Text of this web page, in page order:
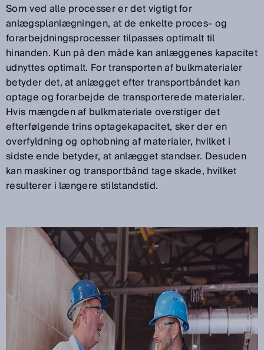
Som ved alle processer er det vigtigt for
anlægsplanlægningen, at de enkelte proces- og
forarbejdningsprocesser tilpasses optimalt til
hinanden. Kun på den måde kan anlæggenes kapacitet
udnyttes optimalt. For transporten af bulkmaterialer
betyder det, at anlægget efter transportbåndet kan
optage og forarbejde de transporterede materialer.
Hvis mængden af bulkmateriale overstiger det
efterfølgende trins optagekapacitet, sker der en
overfyldning og ophobning af materialer, hvilket i
sidste ende betyder, at anlægget standser. Desuden
kan maskiner og transportbånd tage skade, hvilket
resulterer i længere stilstandstid.